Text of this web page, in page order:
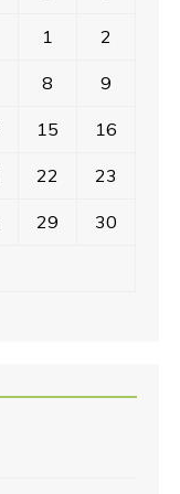
1 2
8 9
15 16
22 23
29 30